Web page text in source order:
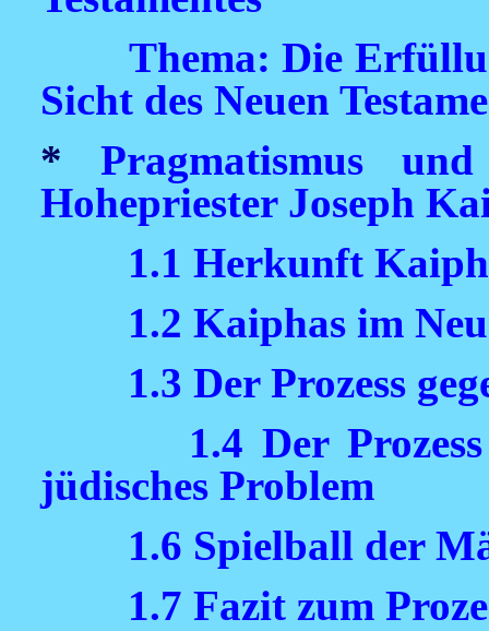
Thema: Die
Sicht des Neuen
* Pragmatismus
Hohepriester Joseph
1.1 Herkunft
1.2 Kaiphas im
1.3 Der Prozess
1.4 Der
jüdisches Problem
1.6 Spielball der
1.7 Fazit zum